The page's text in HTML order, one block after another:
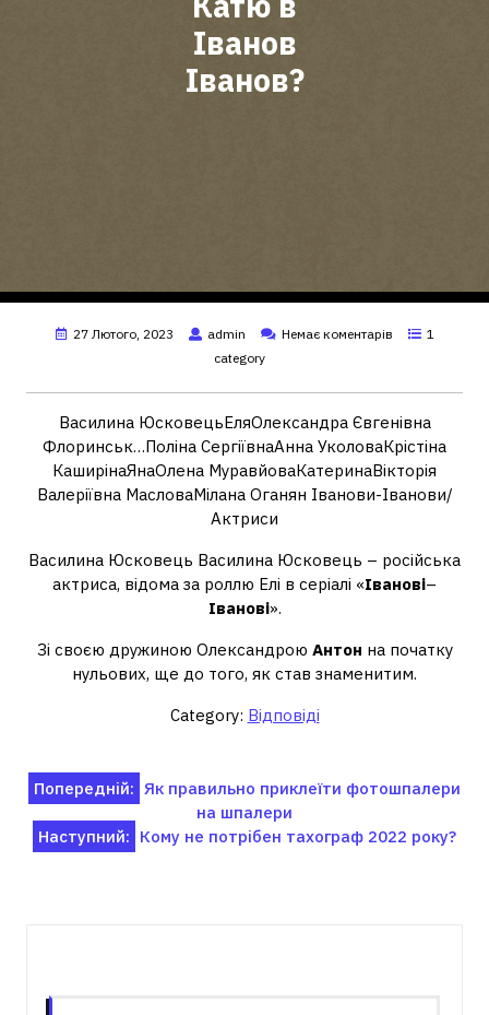
Іванов
Іванов?
27 Лютого, 2023 admin Немає коментарів
1
category
Василина ЮсковецьЕляОлександра Євгенівна
Флоринськ…Поліна СергіївнаАнна УколоваКрістіна
КаширінаЯнаОлена МуравйоваКатеринаВікторія
Валеріївна МасловаМілана Оганян Іванови-Іванови/
Актриси
Василина Юсковець Василина Юсковець – російська
актриса, відома за роллю Елі в серіалі «Іванові–
Іванові».
Зі своєю дружиною Олександрою Антон на початку
нульових, ще до того, як став знаменитим.
Category: Відповіді
Навігація
записів
Попередній: Як правильно приклеїти фотошпалери
на шпалери
Наступний: Кому не потрібен тахограф 2022 року?